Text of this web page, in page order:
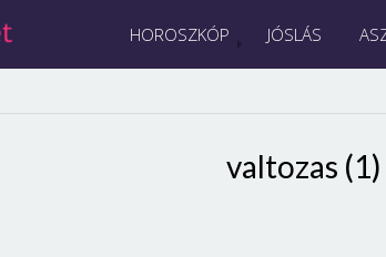
HOROSZKÓP JÓSLÁS
valtozas (1)